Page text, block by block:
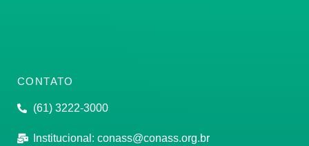
CONTATO
(61) 3222-3000
Institucional: conass@conass.org.br